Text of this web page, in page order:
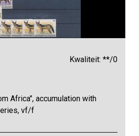
Kwaliteit: **/0
Africa", accumulation with
vf/f